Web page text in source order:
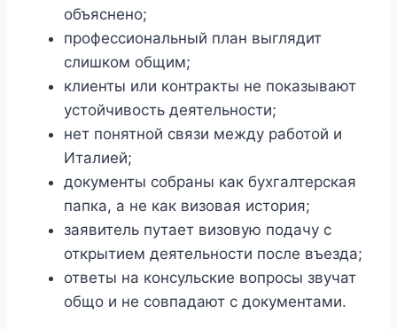
объяснено;
профессиональный план выглядит
слишком общим;
клиенты или контракты не показывают
устойчивость деятельности;
нет понятной связи между работой и
Италией;
документы собраны как бухгалтерская
папка, а не как визовая история;
заявитель путает визовую подачу с
открытием деятельности после въезда;
ответы на консульские вопросы звучат
общо и не совпадают с документами.